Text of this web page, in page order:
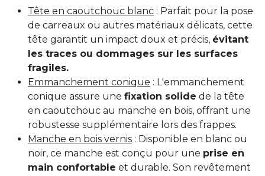
Tête en caoutchouc blanc : Parfait pour la pose
de carreaux ou autres matériaux délicats, cette
tête garantit un impact doux et précis, évitant
les traces ou dommages sur les surfaces
fragiles.
Emmanchement conique : L'emmanchement
conique assure une fixation solide de la tête
en caoutchouc au manche en bois, offrant une
robustesse supplémentaire lors des frappes.
Manche en bois vernis : Disponible en blanc ou
noir, ce manche est conçu pour une prise en
main confortable et durable. Son revêtement